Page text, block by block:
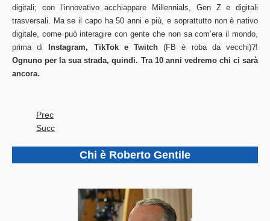
digitali; con l’innovativo acchiappare Millennials, Gen Z e digitali
trasversali. Ma se il capo ha 50 anni e più, e soprattutto non è nativo
digitale, come può interagire con gente che non sa com’era il mondo,
prima di
Instagram, TikTok e Twitch (FB è roba da vecchi)?!
Ognuno per la sua strada, quindi. Tra 10 anni vedremo chi ci sarà
ancora.
Prec
Succ
Chi è Roberto Gentile